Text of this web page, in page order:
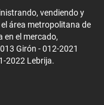
vendiendo y
área metropolitana de
en el mercado,
Girón - 012-2021
2022 Lebrija.